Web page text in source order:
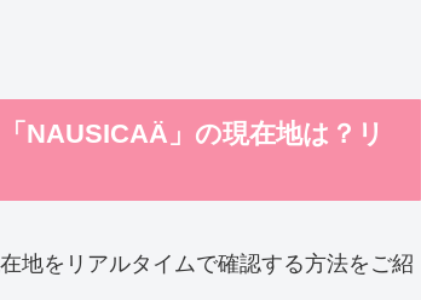
NAUSICAÄ」の現在地は？リ
地をリアルタイムで確認する方法をご紹